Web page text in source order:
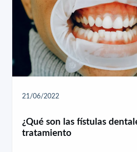
21/06/2022
¿Qué son las fístulas
tratamiento